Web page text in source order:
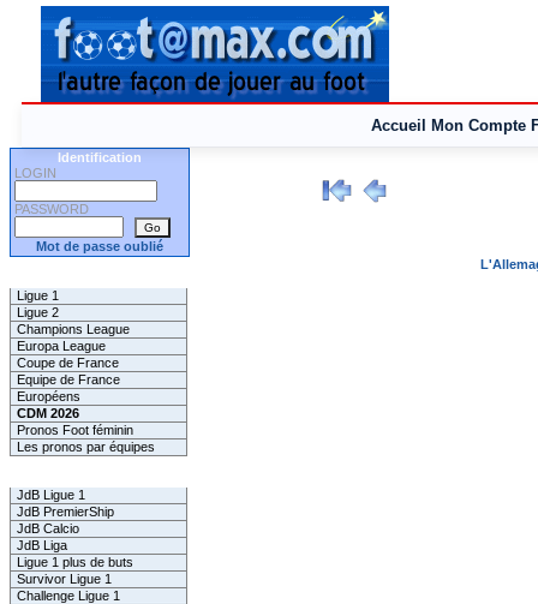
Accueil Mon Compte
Identification
LOGIN
PASSWORD
Mot de passe oublié
Ligue 1
Ligue 2
Champions League
Europa League
Coupe de France
Equipe de France
Européens
CDM 2026
Pronos Foot féminin
Les pronos par équipes
JdB Ligue 1
JdB PremierShip
JdB Calcio
JdB Liga
Ligue 1 plus de buts
Survivor Ligue 1
Challenge Ligue 1